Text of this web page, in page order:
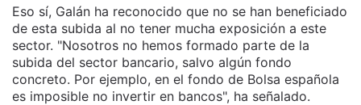
Eso sí, Galán ha reconocido que no se han beneficiado
de esta subida al no tener mucha exposición a este
sector. "Nosotros no hemos formado parte de la
subida del sector bancario, salvo algún fondo
concreto. Por ejemplo, en el fondo de Bolsa española
es imposible no invertir en bancos", ha señalado.